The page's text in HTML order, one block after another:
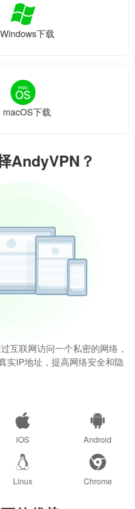
AndyVPN？
互联网访问一个私密的网络，
实IP地址，提高网络安全和隐
iOS Android
Linux Chrome
Windows下载
macOS下载